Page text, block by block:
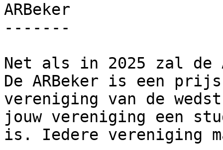
ARBeker
-------
Net als in 2025 zal de
De ARBeker is een
vereniging van de
jouw vereniging een
is. Iedere vereniging